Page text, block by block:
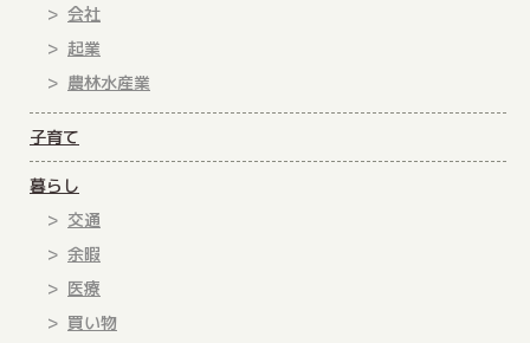
会社
起業
農林水産業
子育て
暮らし
交通
余暇
医療
買い物